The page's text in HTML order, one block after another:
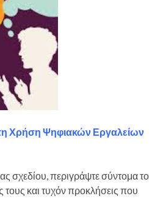
τη Χρήση Ψηφιακών Εργαλείων
σχεδίου, περιγράψτε σύντομα το
και τυχόν προκλήσεις που